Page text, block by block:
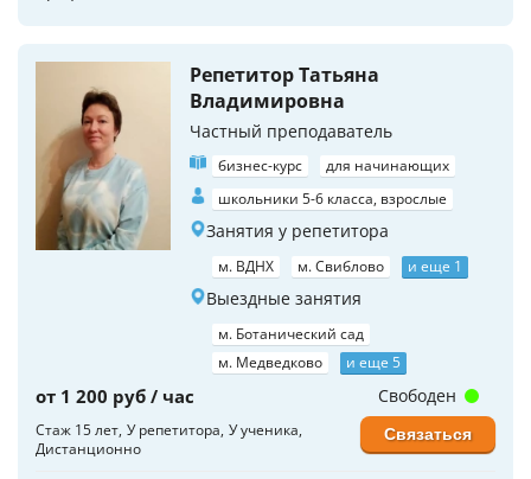
Репетитор Татьяна
Владимировна
Частный преподаватель
бизнес-курс
для начинающих
школьники 5-6 класса, взрослые
Занятия у репетитора
м. ВДНХ м. Свиблово и еще 1
Выездные занятия
м. Ботанический сад
м. Медведково
и еще 5
от 1 200 руб / час
Стаж 15 лет У репетитора У ученика
Дистанционно
Свободен
Связаться